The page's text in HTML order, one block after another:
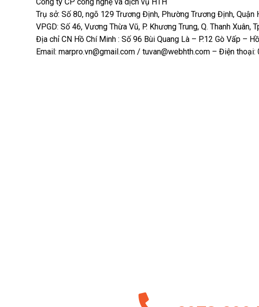
Công ty CP công nghệ và dịch vụ HTH
Trụ sở: Số 80, ngõ 129 Trương Định, Phường Trương Định, Quận
VPGD: Số 46, Vương Thừa Vũ, P. Khương Trung, Q. Thanh Xuân,
Địa chỉ CN Hồ Chí Minh : Số 96 Bùi Quang Là – P.12 Gò Vấp –
Email: marpro.vn@gmail.com / tuvan@webhth.com – Điện